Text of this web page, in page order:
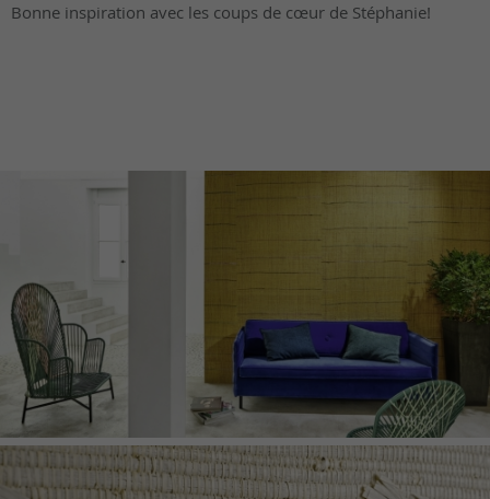
Bonne inspiration avec les coups de cœur de Stéphanie!